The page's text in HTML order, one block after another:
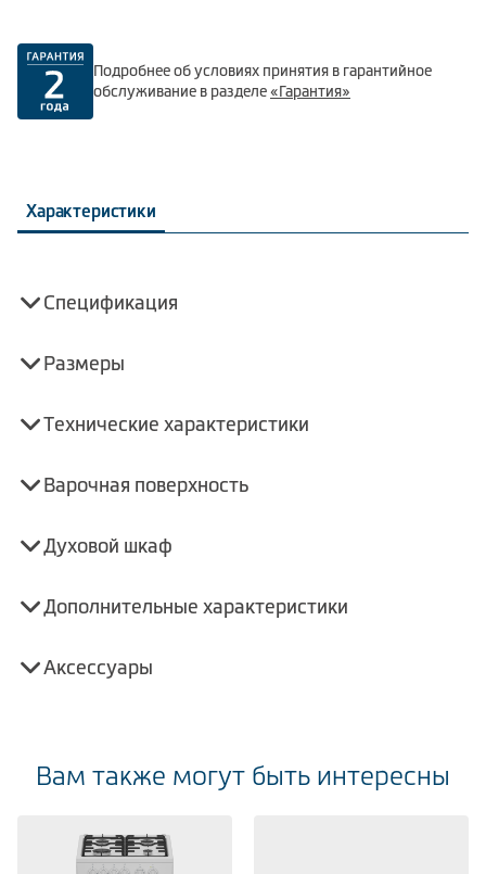
Подробнее об условиях принятия в гарантийное
обслуживание в разделе«Гарантия»
Характеристики
Спецификация
Размеры
Технические характеристики
Варочная поверхность
Духовой шкаф
Дополнительные характеристики
Аксессуары
Вам также могут быть интересны